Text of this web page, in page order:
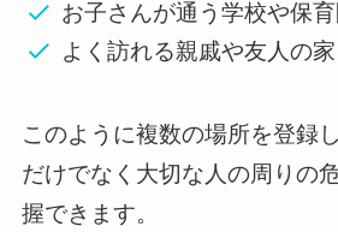
お子さんが通う学校や保育
よく訪れる親戚や友人の家
このように複数の場所を登録
だけでなく大切な人の周りの
握できます。